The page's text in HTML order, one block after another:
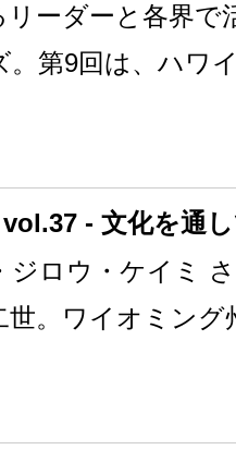
リーダーと各界で
。第9回は、ハワ
- 文化を通
ジロウ・ケイミ
世。ワイオミン